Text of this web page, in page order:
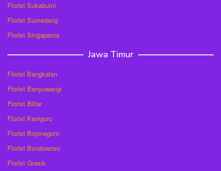
Florist Sukabumi
Florist Sumedang
Florist Singaparna
Jawa Timur
Florist Bangkalan
Florist Banyuwangi
Florist Blitar
Florist Kanigoro
Florist Bojonegoro
Florist Bondowoso
Florist Gresik